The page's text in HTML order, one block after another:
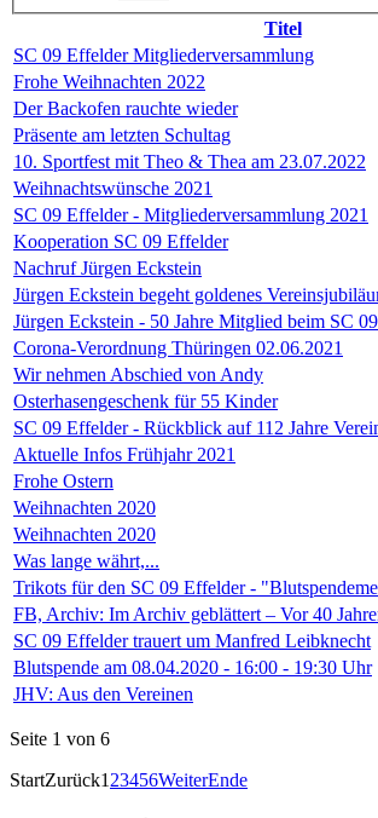
Titel
SC 09 Effelder Mitgliederversammlung
Frohe Weihnachten 2022
Der Backofen rauchte wieder
Präsente am letzten Schultag
10. Sportfest mit Theo & Thea am 23.07.2022
Weihnachtswünsche 2021
SC 09 Effelder - Mitgliederversammlung 2021
Kooperation SC 09 Effelder
Nachruf Jürgen Eckstein
Jürgen Eckstein begeht goldenes
Jürgen Eckstein - 50 Jahre Mitglied beim SC
Corona-Verordnung Thüringen 02.06.2021
Wir nehmen Abschied von Andy
Osterhasengeschenk für 55 Kinder
SC 09 Effelder - Rückblick auf 112 Jahre
Aktuelle Infos Frühjahr 2021
Frohe Ostern
Weihnachten 2020
Weihnachten 2020
Was lange währt,...
Trikots für den SC 09 Effelder -
FB, Archiv: Im Archiv geblättert – Vor 40
SC 09 Effelder trauert um Manfred Leibknecht
Blutspende am 08.04.2020 - 16:00 - 19:30 Uhr
JHV: Aus den Vereinen
Seite 1 von 6
StartZurück1 23456WeiterEnde